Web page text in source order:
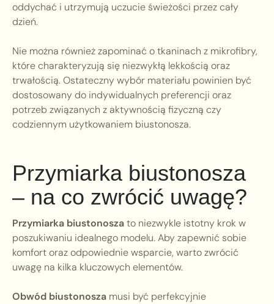
oddychać i utrzymują uczucie świeżości przez cały
dzień.
Nie można również zapominać o tkaninach z mikrofibry,
które charakteryzują się niezwykłą lekkością oraz
trwałością. Ostateczny wybór materiału powinien być
dostosowany do indywidualnych preferencji oraz
potrzeb związanych z aktywnością fizyczną czy
codziennym użytkowaniem biustonosza.
Przymiarka biustonosza
– na co zwrócić uwagę?
Przymiarka biustonoszato niezwykle istotny krok w
poszukiwaniu idealnego modelu. Aby zapewnić sobie
komfort oraz odpowiednie wsparcie, warto zwrócić
uwagę na kilka kluczowych elementów.
Obwód biustonosza musi być perfekcyjnie